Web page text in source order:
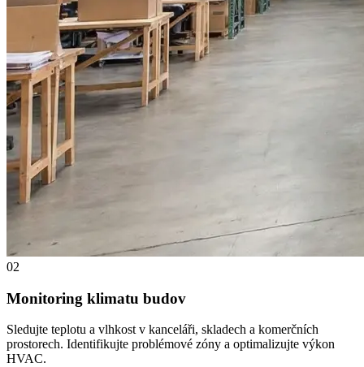
02
Monitoring klimatu budov
Sledujte teplotu a vlhkost v kanceláři, skladech a komerčních
prostorech. Identifikujte problémové zóny a optimalizujte výkon
HVAC.